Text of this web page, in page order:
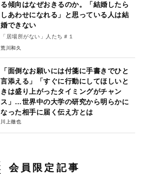
る傾向はなぜおきるのか。「結婚したら
しあわせになれる」と思っている人は結
婚できない
「居場所がない」人たち＃１
荒川和久
「面倒なお願いには付箋に手書きでひと
言添える」「すぐに行動にしてほしいと
きは盛り上がったタイミングがチャン
ス」…世界中の大学の研究から明らかに
なった相手に届く伝え方とは
川上徹也
会員限定記事